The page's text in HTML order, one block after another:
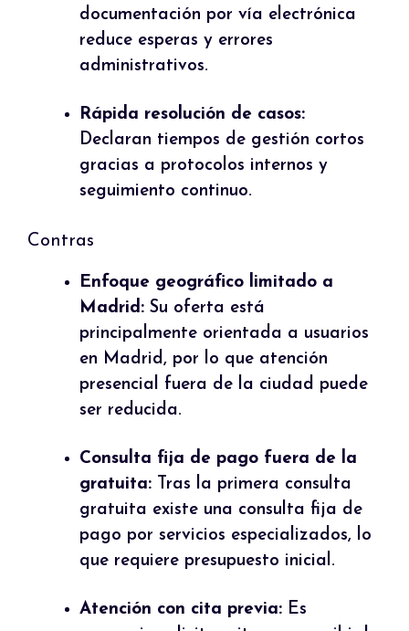
documentación por vía electrónica
reduce esperas y errores
administrativos.
Rápida resolución de casos:
Declaran tiempos de gestión cortos
gracias a protocolos internos y
seguimiento continuo.
Contras
Enfoque geográfico limitado a
Madrid: Su oferta está
principalmente orientada a usuarios
en Madrid, por lo que atención
presencial fuera de la ciudad puede
ser reducida.
Consulta fija de pago fuera de la
gratuita: Tras la primera consulta
gratuita existe una consulta fija de
pago por servicios especializados, lo
que requiere presupuesto inicial.
Atención con cita previa: Es